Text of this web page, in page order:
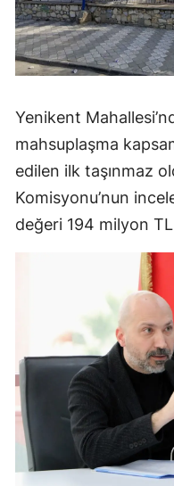
Yenikent
mahsuplaşma
edilen ilk taşınmaz
Komisyonu’nun
değeri 194 milyon